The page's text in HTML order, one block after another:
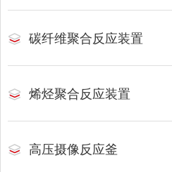
碳纤维聚合反应装置
烯烃聚合反应装置
高压摄像反应釜